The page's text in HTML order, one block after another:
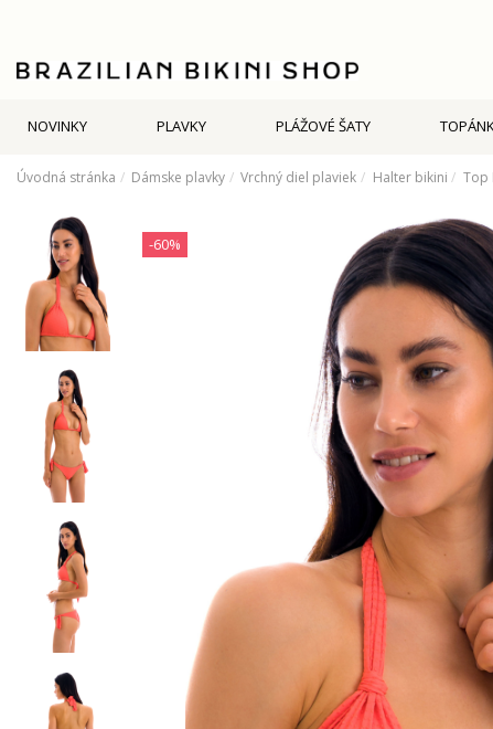
NOVINKY PLAVKY PLÁŽOVÉ ŠATY
Úvodná stránka Dámske plavky Vrchný diel plaviek Halter bikini Top
-60%